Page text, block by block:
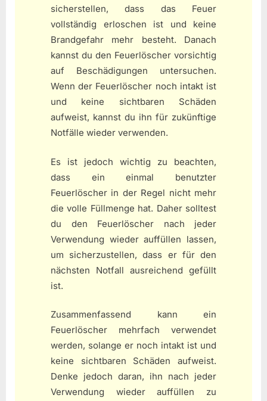
sicherstellen, dass das Feuer
vollständig erloschen ist und keine
Brandgefahr mehr besteht. Danach
kannst du den Feuerlöscher vorsichtig
auf Beschädigungen untersuchen.
Wenn der Feuerlöscher noch intakt ist
und keine sichtbaren Schäden
aufweist, kannst du ihn für zukünftige
Notfälle wieder verwenden.
Es ist jedoch wichtig zu beachten,
dass ein einmal benutzter
Feuerlöscher in der Regel nicht mehr
die volle Füllmenge hat. Daher solltest
du den Feuerlöscher nach jeder
Verwendung wieder auffüllen lassen,
um sicherzustellen, dass er für den
nächsten Notfall ausreichend gefüllt
ist.
Zusammenfassend kann ein
Feuerlöscher mehrfach verwendet
werden, solange er noch intakt ist und
keine sichtbaren Schäden aufweist.
Denke jedoch daran, ihn nach jeder
Verwendung wieder auffüllen zu